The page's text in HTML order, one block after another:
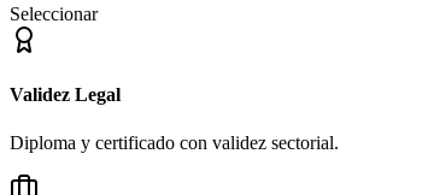
Seleccionar
Validez Legal
Diploma y certificado con validez sectorial.